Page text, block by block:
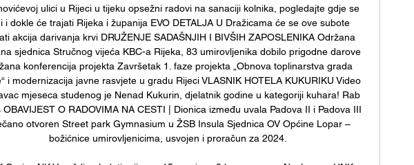
ulici u Rijeci u tijeku opsežni radovi na sanaciji kolnika, pogledajte gdje se
i dokle će trajati Rijeka i županija EVO DETALJA U Dražicama će se ove subote
akcija darivanja krvi DRUŽENJE SADAŠNJIH I BIVŠIH ZAPOSLENIKA Održana
sjednica Stručnog vijeća KBC-a Rijeka, 83 umirovljenika dobilo prigodne darove
konferencija projekta Završetak 1. faze projekta „Obnova toplinarstva grada
i modernizacija javne rasvjete u gradu Rijeci VLASNIK HOTELA KUKURIKU Video
mjeseca studenog je Nenad Kukurin, djelatnik godine u kategoriji kuhara! Rab
OBAVIJEST O RADOVIMA NA CESTI | Dionica između uvala Padova II i Padova III
otvoren Street park Gymnasium u ŽSB Insula Sjednica OV Općine Lopar –
božićnice umirovljenicima, usvojen i proračun za 2024.